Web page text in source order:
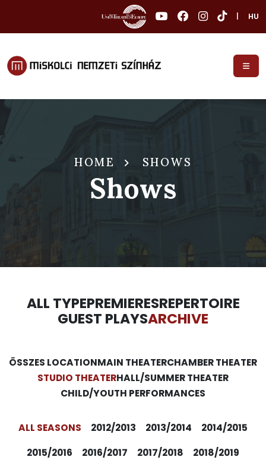
HU
HOME SHOWS
Shows
ALL TYPEPREMIERESREPERTOIRE
GUEST PLAYSARCHIVE
ÖSSZES LOCATIONMAIN THEATERCHAMBER THEATER
STUDIO THEATERHALL/SUMMER THEATER
CHILD/YOUTH PERFORMANCES
ALL SEASONS 2012/2013 2013/2014
2014/2015
2015/2016
2016/2017 2017/2018
2018/2019